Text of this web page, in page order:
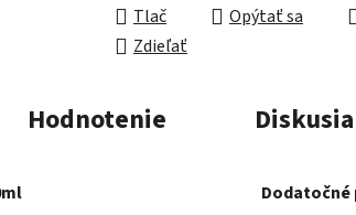
Tlač Opýtať sa
Zdieľať
Hodnotenie Diskusia